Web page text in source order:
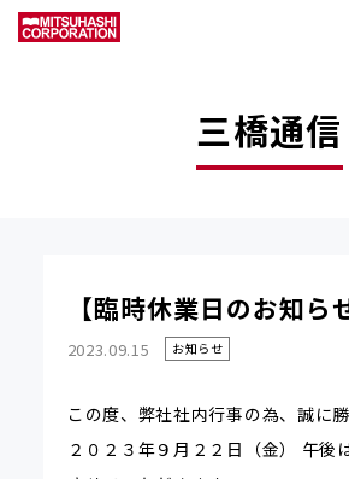
三橋通信
【臨時休業日のお知ら
2023.09.15 お知らせ
この度、弊社社内行事の為、誠に勝
２０２３年９月２２日（金） 午後